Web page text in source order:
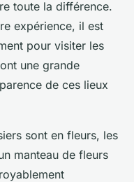
toute la différence.
expérience, il est
pour visiter les
une grande
de ces lieux
sont en fleurs, les
manteau de fleurs